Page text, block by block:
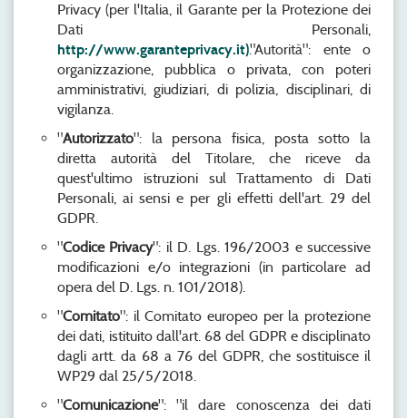
Privacy (per l'Italia, il Garante per la Protezione dei
Dati Personali,
http://www.garanteprivacy.it)."Autorità": ente o
organizzazione, pubblica o privata, con poteri
amministrativi, giudiziari, di polizia, disciplinari, di
vigilanza.
"Autorizzato": la persona fisica, posta sotto la
diretta autorità del Titolare, che riceve da
quest'ultimo istruzioni sul Trattamento di Dati
Personali, ai sensi e per gli effetti dell'art. 29 del
GDPR.
"Codice Privacy": il D. Lgs. 196/2003 e successive
modificazioni e/o integrazioni (in particolare ad
opera del D. Lgs. n. 101/2018).
"Comitato": il Comitato europeo per la protezione
dei dati, istituito dall'art. 68 del GDPR e disciplinato
dagli artt. da 68 a 76 del GDPR, che sostituisce il
WP29 dal 25/5/2018.
"Comunicazione": "il dare conoscenza dei dati